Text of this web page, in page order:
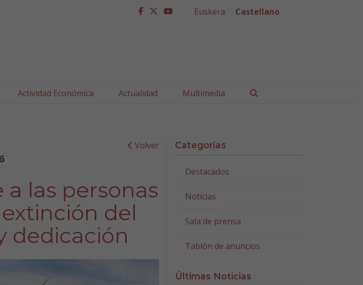
facebook
twitter
youtube
Euskera Castellano
Actividad Económica Actualidad Multimedia
Volver
las personas
del
dedicación
Categorías
Destacados
Noticias
Sala de prensa
Tablón de anuncios
Últimas Noticias